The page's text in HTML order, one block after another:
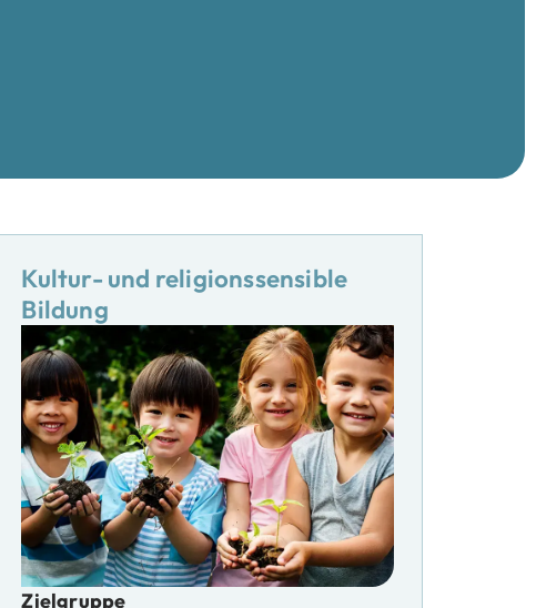
Kultur- und religionssensible
Bildung
Zielgruppe